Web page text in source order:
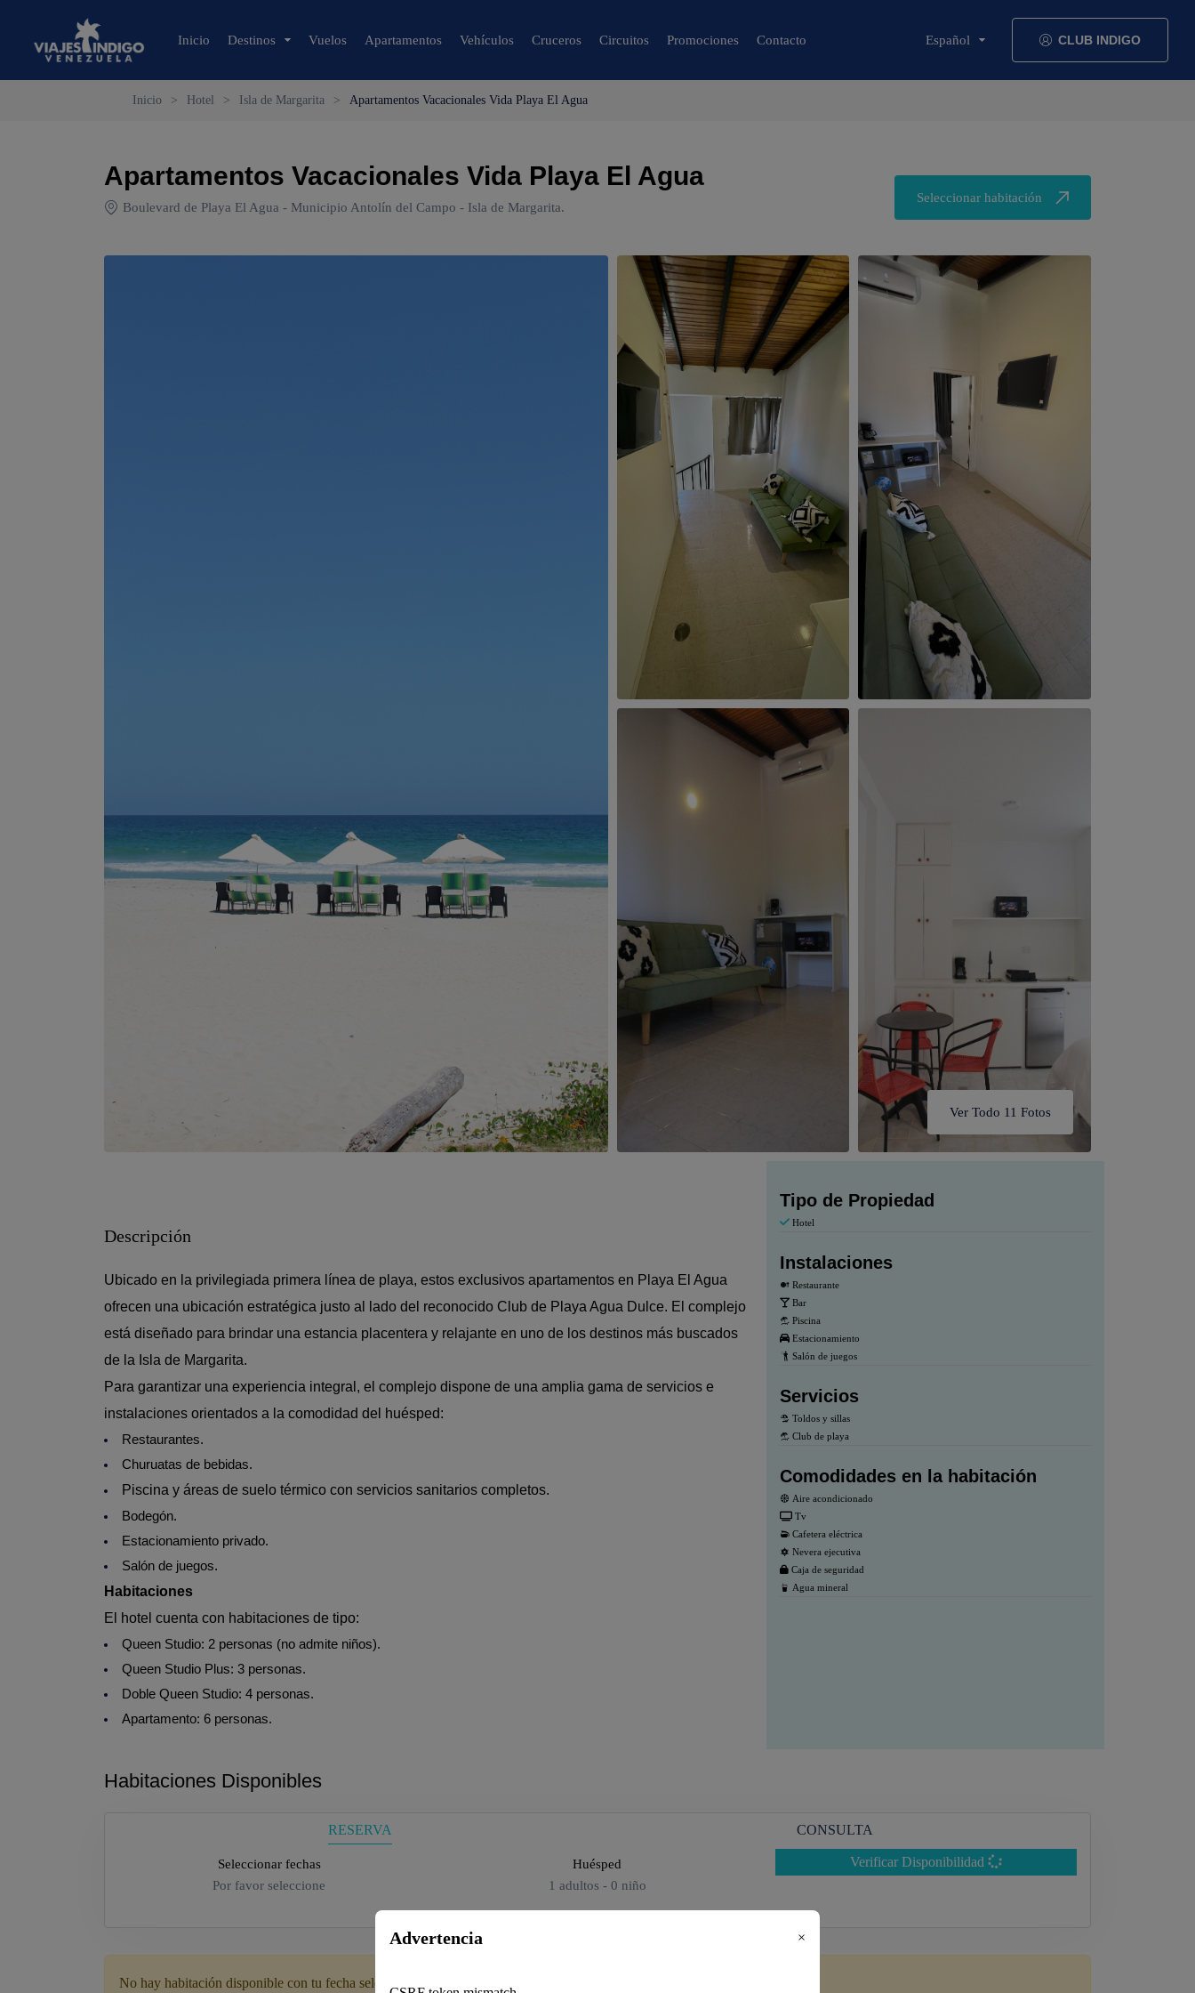
Inicio Destinos
🌴 Coche
🌴 Cubagua
🌴 Caracas
🌴 Mérida
🌴 Delta del Orinoco
Vuelos Apartamentos Vehículos Cruceros Circuitos Promociones Contacto Español CLUB INDIGO
Inicio > Hotel > Isla de Margarita > Apartamentos Vacacionales Vida Playa El Agua
Apartamentos Vacacionales Vida Playa El Agua
Boulevard de Playa El Agua - Municipio Antolín del Campo - Isla de Margarita.
Seleccionar habitación
Ver Todo 11 Fotos
Descripción
Ubicado en la privilegiada primera línea de playa, estos exclusivos apartamentos en Playa El Agua
ofrecen una ubicación estratégica justo al lado del reconocido Club de Playa Agua Dulce. El complejo
está diseñado para brindar una estancia placentera y relajante en uno de los destinos más buscados
de la Isla de Margarita.
Para garantizar una experiencia integral, el complejo dispone de una amplia gama de servicios e
instalaciones orientados a la comodidad del huésped:
Restaurantes.
Churuatas de bebidas.
Piscina y áreas de suelo térmico con servicios sanitarios completos.
Bodegón.
Estacionamiento privado.
Salón de juegos.
Habitaciones
El hotel cuenta con habitaciones de tipo:
Queen Studio: 2 personas (no admite niños).
Queen Studio Plus: 3 personas.
Doble Queen Studio: 4 personas.
Apartamento: 6 personas.
Tipo de Propiedad
Hotel
Instalaciones
Restaurante
Bar
Piscina
Estacionamiento
Salón de juegos
Servicios
Toldos y sillas
Club de playa
Comodidades en la habitación
Aire acondicionado
Tv
Cafetera eléctrica
Nevera ejecutiva
Caja de seguridad
Agua mineral
Habitaciones Disponibles
RESERVA CONSULTA
Seleccionar fechas
Por favor seleccione
Huésped
1 adultos - 0 niño
Verificar Disponibilidad
No hay habitación disponible con tu fecha seleccionada.
Advertencia ×